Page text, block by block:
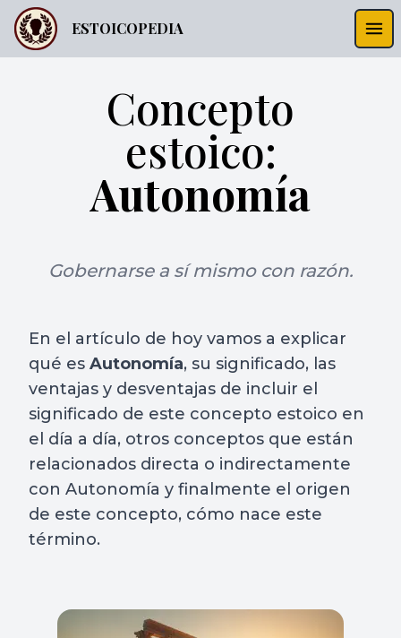
ESTOICOPEDIA
Concepto
estoico:
Autonomía
Gobernarse a sí mismo con razón.
En el artículo de hoy vamos a explicar
qué es Autonomía, su significado, las
ventajas y desventajas de incluir el
significado de este concepto estoico en
el día a día, otros conceptos que están
relacionados directa o indirectamente
con Autonomía y finalmente el origen
de este concepto, cómo nace este
término.